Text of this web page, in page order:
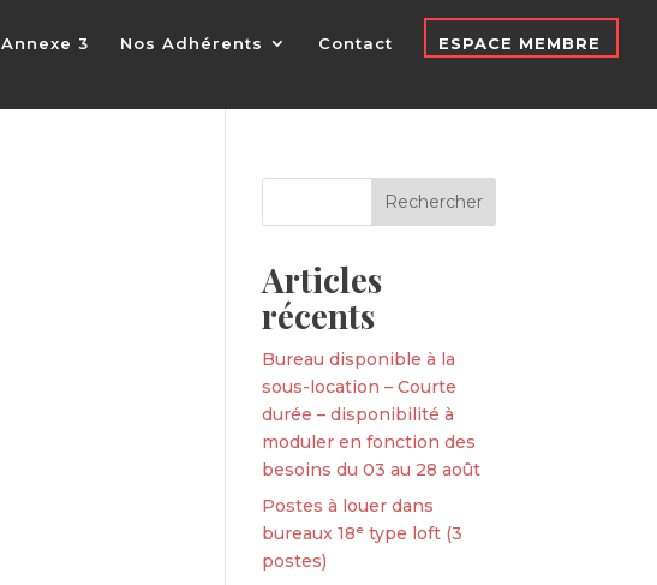
Annexe 3 Nos Adhérents Contact ESPACE MEMBRE
Articles
récents
Bureau disponible à la
sous-location – Courte
durée – disponibilité à
moduler en fonction des
besoins du 03 au 28 août
Postes à louer dans
bureaux 18ᵉ type loft (3
postes)